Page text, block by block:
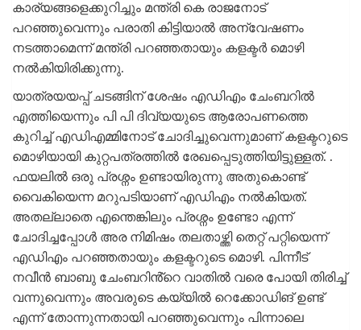
കാര്യങ്ങളെക്കുറിച്ചും മന്ത്രി കെ രാജനോട്
പറഞ്ഞുവെന്നും പരാതി കിട്ടിയാൽ അന്വേഷണം
നടത്താമെന്ന് മന്ത്രി പറഞ്ഞതായും കളക്ടർ മൊഴി
നൽകിയിരിക്കുന്നു.
യാത്രയയപ്പ് ചടങ്ങിന് ശേഷം എഡിഎം ചേംബറിൽ
എത്തിയെന്നും പി പി ദിവ്യയുടെ ആരോപണത്തെ
കുറിച്ച് എഡിഎമ്മിനോട് ചോദിച്ചുവെന്നുമാണ് കളക്ടറുടെ
മൊഴിയായി കുറ്റപത്രത്തിൽ രേഖപ്പെടുത്തിയിട്ടുള്ളത്. .
ഫയലിൽ ഒരു പ്രശ്നം ഉണ്ടായിരുന്നു അതുകൊണ്ട്
വൈകിയെന്ന മറുപടിയാണ് എഡിഎം നൽകിയത്.
അതല്ലാതെ എന്തെങ്കിലും പ്രശ്നം ഉണ്ടോ എന്ന്
ചോദിച്ചപ്പോൾ അര നിമിഷം തലതാഴ്ത്തി തെറ്റ് പറ്റിയെന്ന്
എഡിഎം പറഞ്ഞതായും കളക്ടറുടെ മൊഴി. പിന്നീട്
നവീൻ ബാബു ചേംബറിൻ്റെ വാതിൽ വരെ പോയി തിരിച്ച്
വന്നുവെന്നും അവരുടെ കയ്യിൽ റെക്കോഡിങ് ഉണ്ട്
എന്ന് തോന്നുന്നതായി പറഞ്ഞുവെന്നും പിന്നാലെ